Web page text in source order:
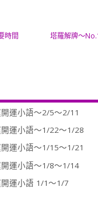
時間
塔羅解牌～
運小語～2/5～2/11
運小語～1/22～1/28
運小語～1/15～1/21
運小語～1/8～1/14
運小語 1/1～1/7